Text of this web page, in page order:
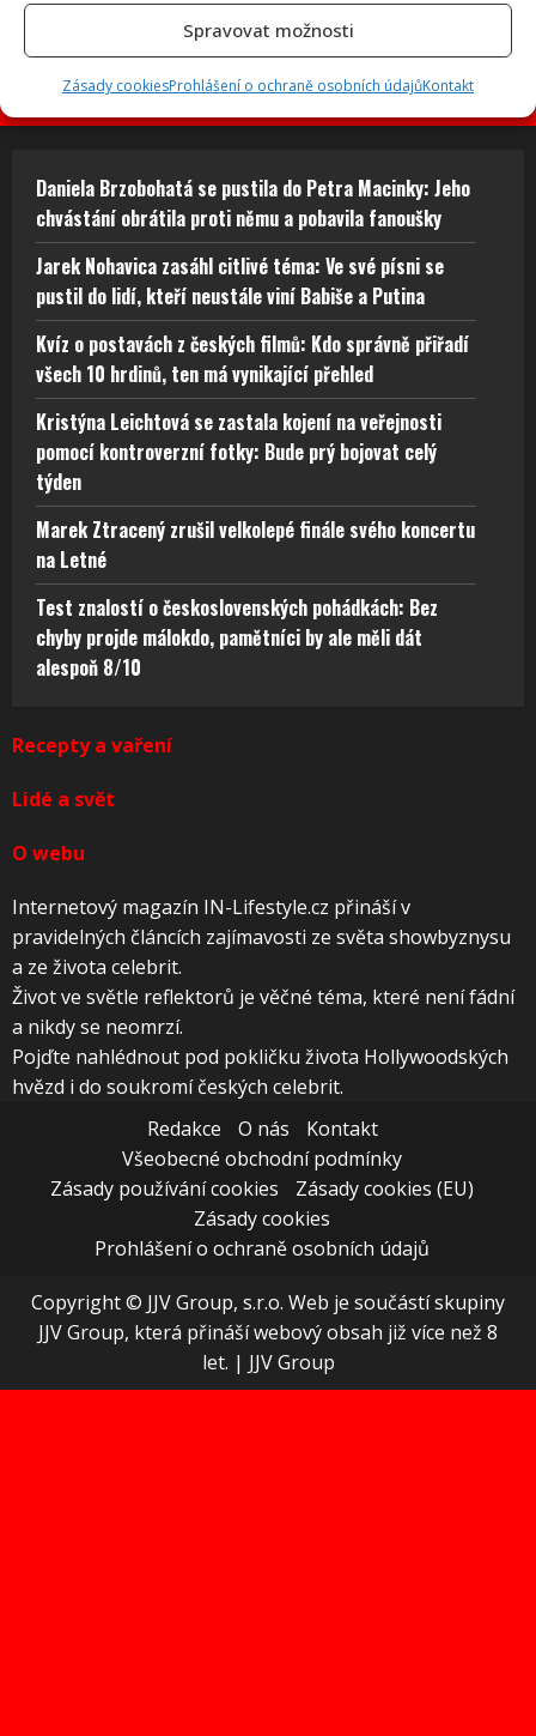
Spravovat možnosti
Zásady cookiesProhlášení o ochraně osobních údajůKontakt
Daniela Brzobohatá se pustila do Petra Macinky: Jeho
chvástání obrátila proti němu a pobavila fanoušky
Jarek Nohavica zasáhl citlivé téma: Ve své písni se
pustil do lidí, kteří neustále viní Babiše a Putina
Kvíz o postavách z českých filmů: Kdo správně přiřadí
všech 10 hrdinů, ten má vynikající přehled
Kristýna Leichtová se zastala kojení na veřejnosti
pomocí kontroverzní fotky: Bude prý bojovat celý
týden
Marek Ztracený zrušil velkolepé finále svého koncertu
na Letné
Test znalostí o československých pohádkách: Bez
chyby projde málokdo, pamětníci by ale měli dát
alespoň 8/10
Recepty a vaření
Lidé a svět
O webu
Internetový magazín IN-Lifestyle.cz přináší v
pravidelných článcích zajímavosti ze světa showbyznysu
a ze života celebrit.
Život ve světle reflektorů je věčné téma, které není fádní
a nikdy se neomrzí.
Pojďte nahlédnout pod pokličku života Hollywoodských
hvězd i do soukromí českých celebrit.
Redakce
O nás
Kontakt
Všeobecné obchodní podmínky
Zásady používání cookies
Zásady cookies (EU)
Zásady cookies
Prohlášení o ochraně osobních údajů
Copyright © JJV Group, s.r.o. Web je součástí skupiny
JJV Group, která přináší webový obsah již více než 8
let. | JJV Group